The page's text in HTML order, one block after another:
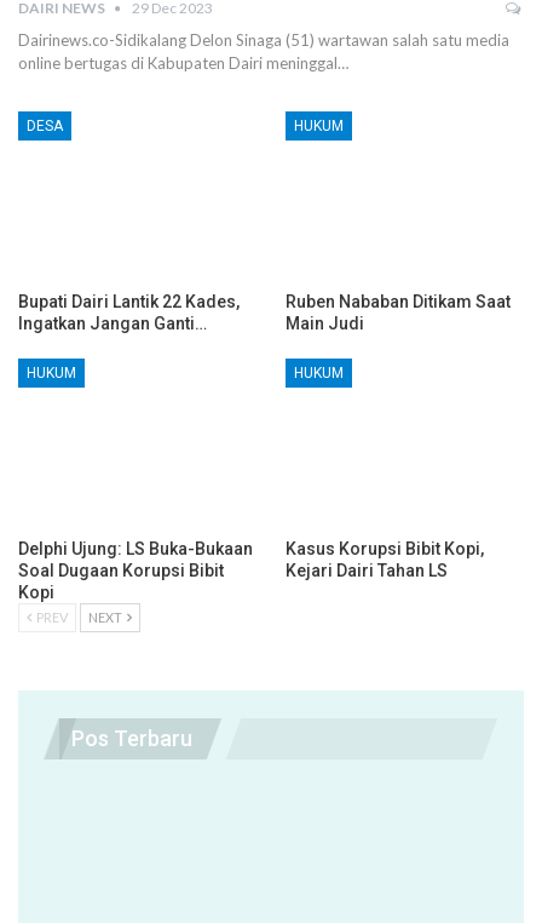
DAIRI NEWS 29 Dec 2023
Dairinews.co-Sidikalang Delon Sinaga (51) wartawan salah satu media
online bertugas di Kabupaten Dairi meninggal…
DESA
Bupati Dairi Lantik 22 Kades,
Ingatkan Jangan Ganti…
HUKUM
Ruben Nababan Ditikam Saat
Main Judi
HUKUM
Delphi Ujung: LS Buka-Bukaan
Soal Dugaan Korupsi Bibit
Kopi
HUKUM
Kasus Korupsi Bibit Kopi,
Kejari Dairi Tahan LS
PREV NEXT
Pos Terbaru